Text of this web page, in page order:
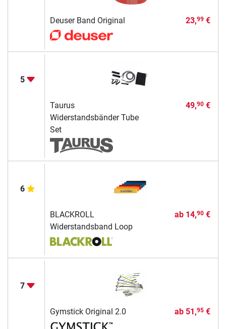
Deuser Band Original 23,99€
5
Taurus
Widerstandsbänder Tube
Set
49,90€
6
BLACKROLL
Widerstandsband Loop
ab 14,90€
7
Gymstick Original 2.0 ab 51,95€